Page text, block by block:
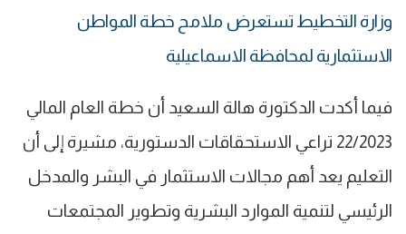
وزارة التخطيط تستعرض ملامح خطة المواطن
الاستثمارية لمحافظة الاسماعيلية
فيما أكدت الدكتورة هالة السعيد أن خطة العام المالي
22/2023 تراعي الاستحقاقات الدستورية، مشيرة إلى أن
التعليم يعد أهم مجالات الاستثمار في البشر والمدخل
الرئيسي لتنمية الموارد البشرية وتطوير المجتمعات